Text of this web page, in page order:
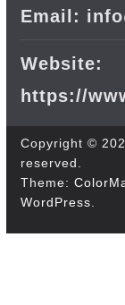
Email:
Website:
https://
Copyright ©
reserved.
Theme:
WordPress.